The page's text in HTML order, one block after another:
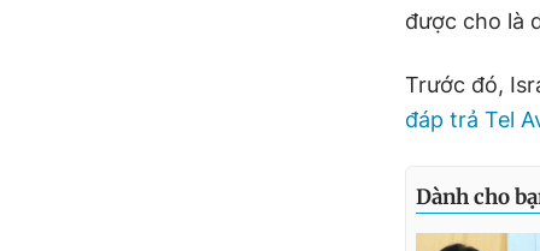
được cho là
Trước đó,
đáp trả Tel